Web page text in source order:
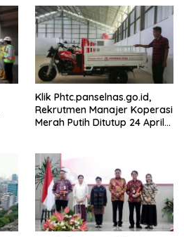
Klik Phtc.panselnas.go.id,
Rekrutmen Manajer Koperasi
Merah Putih Ditutup 24 April